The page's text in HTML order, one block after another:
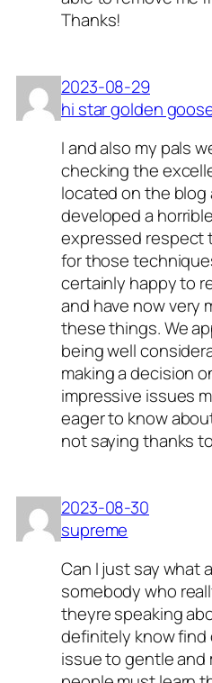
Thanks!
2023-08-29
hi star golden
I and also my pals
checking the
located on the
developed a
expressed respect
for those
certainly happy to
and have now very
these things. We
being well
making a decision
impressive issues
eager to know
not saying thanks
2023-08-30
supreme
Can I just say what
somebody who
theyre speaking
definitely know
issue to gentle and